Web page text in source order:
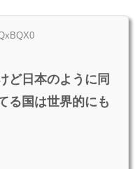
ど日本のように同
る国は世界的にも